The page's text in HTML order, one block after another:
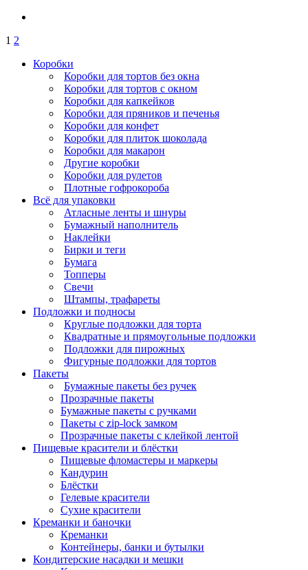
1 2
Коробки
Коробки для тортов без окна
Коробки для тортов с окном
Коробки для капкейков
Коробки для пряников и печенья
Коробки для конфет
Коробки для плиток шоколада
Коробки для макарон
Другие коробки
Коробки для рулетов
Плотные гофрокороба
Всё для упаковки
Атласные ленты и шнуры
Бумажный наполнитель
Наклейки
Бирки и теги
Бумага
Топперы
Свечи
Штампы, трафареты
Подложки и подносы
Круглые подложки для торта
Квадратные и прямоугольные подложки
Подложки для пирожных
Фигурные подложки для тортов
Пакеты
Бумажные пакеты без ручек
Прозрачные пакеты
Бумажные пакеты с ручками
Пакеты с zip-lock замком
Прозрачные пакеты с клейкой лентой
Пищевые красители и блёстки
Пищевые фломастеры и маркеры
Кандурин
Блёстки
Гелевые красители
Сухие красители
Креманки и баночки
Креманки
Контейнеры, банки и бутылки
Кондитерские насадки и мешки